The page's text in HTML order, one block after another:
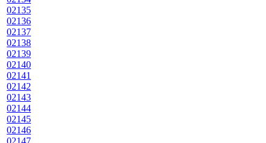
02135
02136
02137
02138
02139
02140
02141
02142
02143
02144
02145
02146
02147